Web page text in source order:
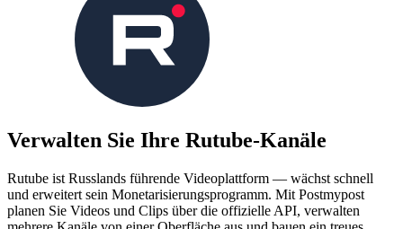
Verwalten Sie Ihre Rutube-Kanäle
Rutube ist Russlands führende Videoplattform — wächst schnell
und erweitert sein Monetarisierungsprogramm. Mit Postmypost
planen Sie Videos und Clips über die offizielle API, verwalten